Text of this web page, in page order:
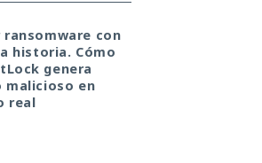
ransomware con
historia. Cómo
genera
malicioso en
real